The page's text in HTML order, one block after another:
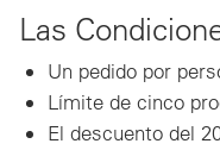
Las
Un pedido por
Límite de cinco
El descuento del